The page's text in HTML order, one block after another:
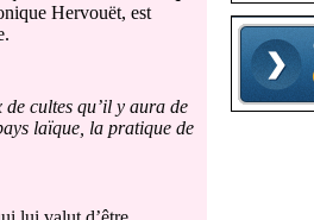
Hervouët, est
cultes qu’il y aura de
laïque, la pratique de